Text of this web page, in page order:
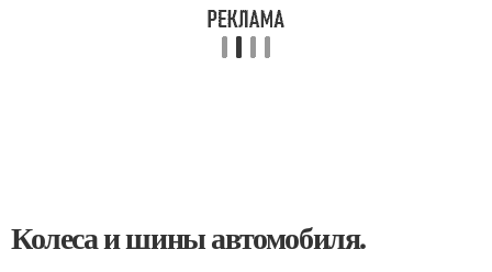
Колеса и шины автомобиля.